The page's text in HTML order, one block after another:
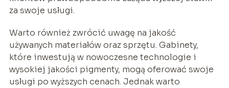
za swoje usługi.
Warto również zwrócić uwagę na jakość
używanych materiałów oraz sprzętu. Gabinety,
które inwestują w nowoczesne technologie i
wysokiej jakości pigmenty, mogą oferować swoje
usługi po wyższych cenach. Jednak warto